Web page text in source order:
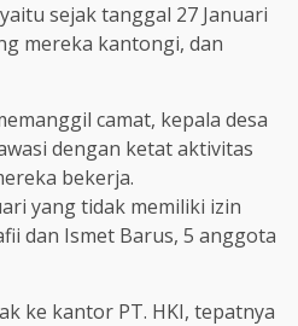
sejak tanggal 27 Januari
mereka kantongi, dan
camat, kepala desa
dengan ketat aktivitas
bekerja.
yang tidak memiliki izin
dan Ismet Barus, 5 anggota
ke kantor PT. HKI, tepatnya